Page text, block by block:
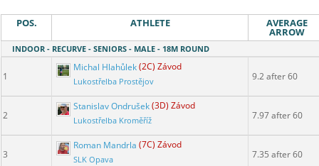
POS. ATHLETE AVERAGE
ARROW
INDOOR - RECURVE - SENIORS - MALE - 18M ROUND
1
Michal Hlahůlek(2C) Závod
Lukostřelba Prostějov 9.2 after 60
2
Stanislav Ondrušek(3D) Závod
Lukostřelba Kroměříž 7.97 after 60
3
Roman Mandrla (7C) Závod
SLK Opava 7.35 after 60